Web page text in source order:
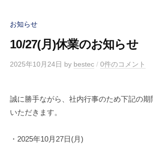
お知らせ
10/27(月)休業のお知らせ
2025年10月24日 by bestec / 0件のコメント
誠に勝手ながら、社内行事のため下記の期
いただきます。
・2025年10月27日(月)